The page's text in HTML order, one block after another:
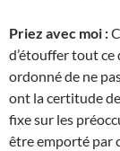
Priez avec moi :
d’étouffer tout ce
ordonné de ne
ont la certitude
fixe sur les
être emporté par